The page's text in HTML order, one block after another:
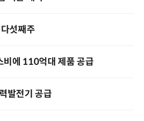
섯째주
비에 110억대 제품 공급
발전기 공급